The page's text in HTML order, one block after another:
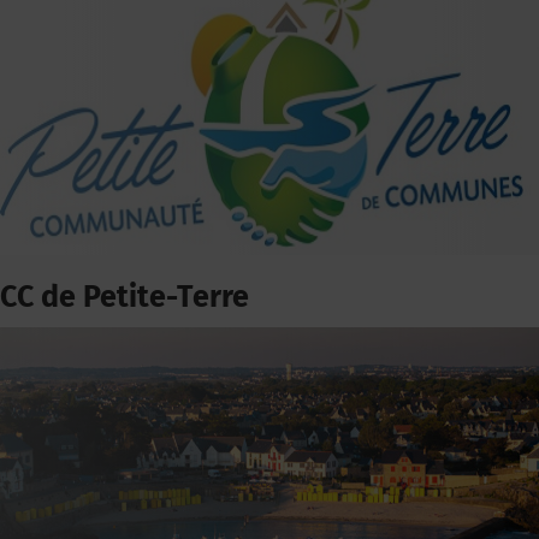
CC de Petite-Terre